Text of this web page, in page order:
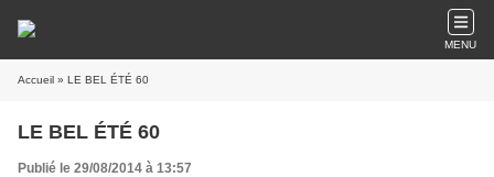
MENU
Accueil » LE BEL ÉTÉ 60
LE BEL ÉTÉ 60
Publié le 29/08/2014 à 13:57